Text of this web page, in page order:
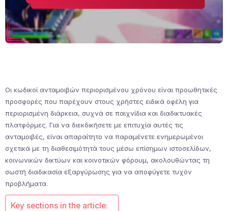
Οι κωδικοί ανταμοιβών περιορισμένου χρόνου είναι προωθητικές
προσφορές που παρέχουν στους χρήστες ειδικά οφέλη για
περιορισμένη διάρκεια, συχνά σε παιχνίδια και διαδικτυακές
πλατφόρμες. Για να διεκδικήσετε με επιτυχία αυτές τις
ανταμοιβές, είναι απαραίτητο να παραμένετε ενημερωμένοι
σχετικά με τη διαθεσιμότητά τους μέσω επίσημων ιστοσελίδων,
κοινωνικών δικτύων και κοινοτικών φόρουμ, ακολουθώντας τη
σωστή διαδικασία εξαργύρωσης για να αποφύγετε τυχόν
προβλήματα.
Key sections in the article: